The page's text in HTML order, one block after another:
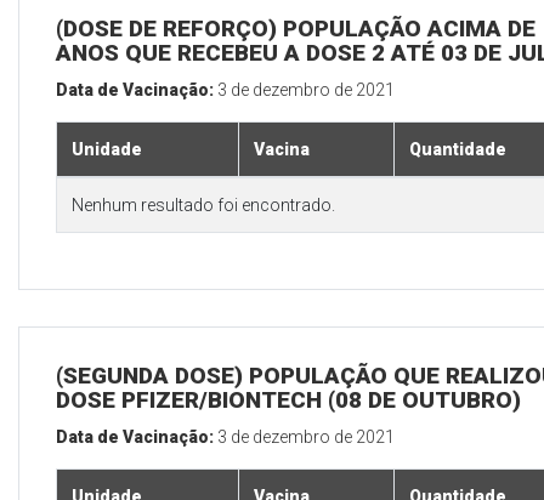
(DOSE DE REFORÇO) POPULAÇÃO ACIMA DE
ANOS QUE RECEBEU A DOSE 2 ATÉ 03 DE
Data de Vacinação: 3 de dezembro de 2021
Unidade Vacina Quantidade
Nenhum resultado foi encontrado.
(SEGUNDA DOSE) POPULAÇÃO QUE
DOSE PFIZER/BIONTECH (08 DE OUTUBRO)
Data de Vacinação: 3 de dezembro de 2021